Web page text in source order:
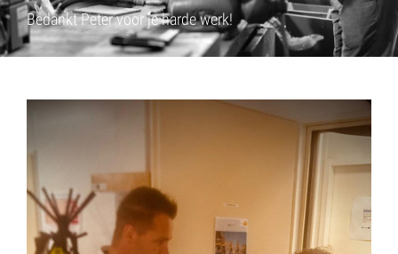
Bedankt Peter voor je harde werk!